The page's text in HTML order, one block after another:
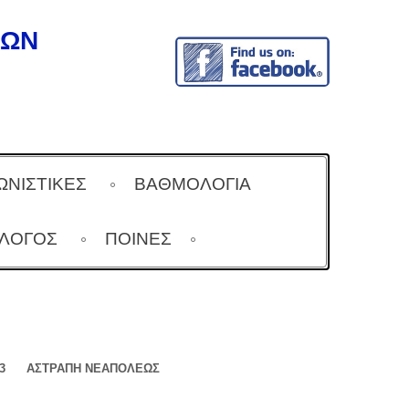
ΒΑΘΜΟΛΟΓΙΑ
ΠΟΙΝΕΣ
ΑΣΤΡΑΠΗ ΝΕΑΠΟΛΕΩΣ